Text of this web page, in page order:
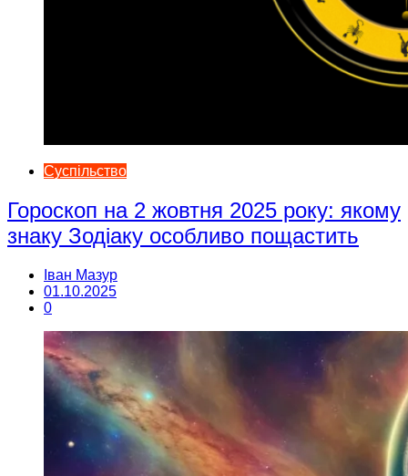
Суспільство
Гороскоп на 2 жовтня 2025 року: якому
знаку Зодіаку особливо пощастить
Іван Мазур
01.10.2025
0